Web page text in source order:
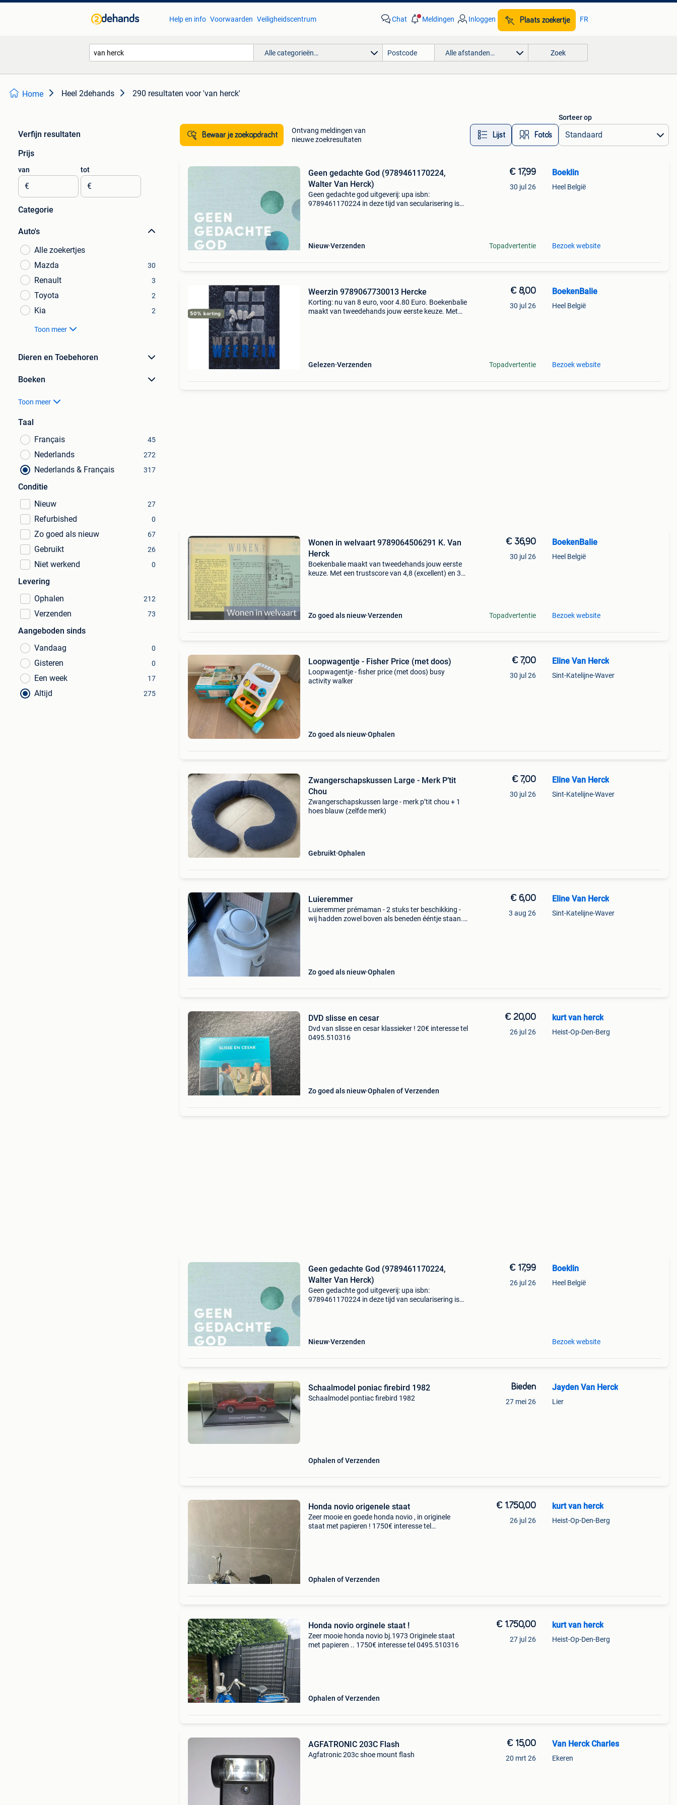
Help en info Voorwaarden Veiligheidscentrum Chat Meldingen Inloggen Plaats zoekertje FR
Alle categorieën… Alle afstanden… Zoek
Home Heel 2dehands 290 resultaten voor 'van herck'
Verfijn resultaten
Prijs
van
€
tot
€
Categorie
Auto's
Alle zoekertjes
Mazda
30
Renault 3
Toyota 2
Kia 2
Toon meer
Dieren en Toebehoren
Boeken
Toon meer
Taal
Français
45
Nederlands 272
Nederlands & Français 317
Conditie
Nieuw
27
Refurbished 0
Zo goed als nieuw 67
Gebruikt 26
Niet werkend 0
Levering
Ophalen
212
Verzenden 73
Aangeboden sinds
Vandaag
0
Gisteren 0
Een week 17
Altijd 275
Bewaar je zoekopdracht
Ontvang meldingen van
nieuwe zoekresultaten
Lijst Foto’s
Sorteer op
Geen gedachte God (9789461170224,
Walter Van Herck)
Geen gedachte god uitgeverij: upa isbn:
9789461170224 in deze tijd van secularisering is
Nieuw Verzenden
€ 17,99
30 jul 26
Topadvertentie
Boeklin
Heel België
Bezoek website
Weerzin 9789067730013 Hercke
Korting: nu van 8 euro, voor 4.80 Euro. Boekenbalie
maakt van tweedehands jouw eerste keuze. Met
Gelezen Verzenden
€ 8,00
30 jul 26
Topadvertentie
BoekenBalie
Heel België
Bezoek website
Wonen in welvaart 9789064506291 K. Van
Herck
Boekenbalie maakt van tweedehands jouw eerste
keuze. Met een trustscore van 4,8 (excellent) en 30
Zo goed als nieuw Verzenden
€ 36,90
30 jul 26
Topadvertentie
BoekenBalie
Heel België
Bezoek website
Loopwagentje - Fisher Price (met doos)
Loopwagentje - fisher price (met doos) busy
activity walker
Zo goed als nieuw Ophalen
€ 7,00
30 jul 26
Eline Van Herck
Sint-Katelijne-Waver
Zwangerschapskussen Large - Merk P’tit
Chou
Zwangerschapskussen large - merk p’tit chou + 1
hoes blauw (zelfde merk)
Gebruikt Ophalen
€ 7,00
30 jul 26
Eline Van Herck
Sint-Katelijne-Waver
Luieremmer
Luieremmer prémaman - 2 stuks ter beschikking -
wij hadden zowel boven als beneden ééntje staan.
Zo goed als nieuw Ophalen
€ 6,00
3 aug 26
Eline Van Herck
Sint-Katelijne-Waver
DVD slisse en cesar
Dvd van slisse en cesar klassieker ! 20€ interesse tel
0495.510316
Zo goed als nieuw Ophalen of Verzenden
€ 20,00
26 jul 26
kurt van herck
Heist-Op-Den-Berg
Geen gedachte God (9789461170224,
Walter Van Herck)
Geen gedachte god uitgeverij: upa isbn:
9789461170224 in deze tijd van secularisering is
Nieuw Verzenden
€ 17,99
26 jul 26
Boeklin
Heel België
Bezoek website
Schaalmodel poniac firebird 1982
Schaalmodel pontiac firebird 1982
Ophalen of Verzenden
Bieden
27 mei 26
Jayden Van Herck
Lier
Honda novio origenele staat
Zeer mooie en goede honda novio , in originele
staat met papieren ! 1750€ interesse tel
Ophalen of Verzenden
€ 1.750,00
26 jul 26
kurt van herck
Heist-Op-Den-Berg
Honda novio orginele staat !
Zeer mooie honda novio bj.1973 Originele staat
met papieren .. 1750€ interesse tel 0495.510316
Ophalen of Verzenden
€ 1.750,00
27 jul 26
kurt van herck
Heist-Op-Den-Berg
AGFATRONIC 203C Flash
Agfatronic 203c shoe mount flash
€ 15,00
20 mrt 26
Van Herck Charles
Ekeren